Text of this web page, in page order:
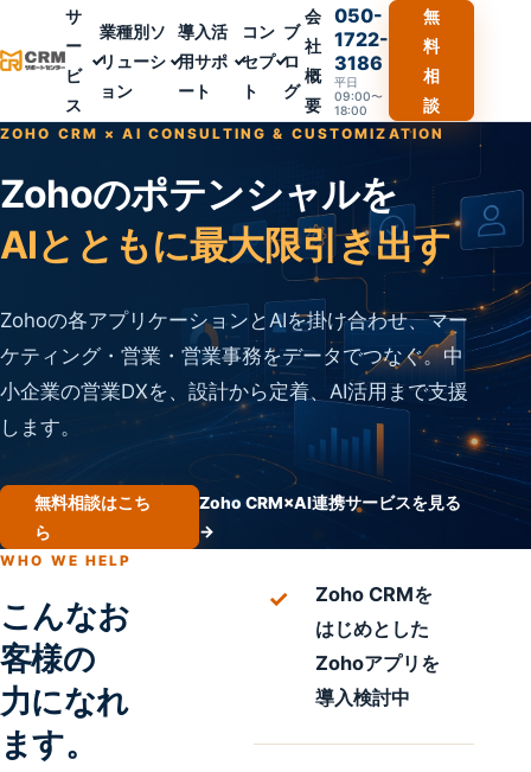
サ
ー
ビ
ス
業種別ソ
リューシ
ョン
導入活
用サポ
ート
コン
セプ
ト
ブ
ロ
グ
会
社
概
要
050-
1722-
3186
平日
09:00〜
18:00
無
料
相
談
ZOHO CRM × AI CONSULTING & CUSTOMIZATION
Zohoのポテンシャルを
AIとともに最大限引き出す
Zohoの各アプリケーションとAIを掛け合わせ、マー
ケティング・営業・営業事務をデータでつなぐ。中
小企業の営業DXを、設計から定着、AI活用まで支援
します。
無料相談はこち
ら
Zoho CRM×AI連携サービスを見る
→
WHO WE HELP
こんなお
客様の
力になれ
ます。
Zoho CRMを
はじめとした
Zohoアプリを
導入検討中